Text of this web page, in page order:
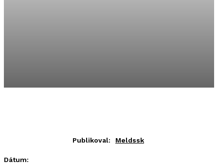
Publikoval: Meldssk
Dátum: